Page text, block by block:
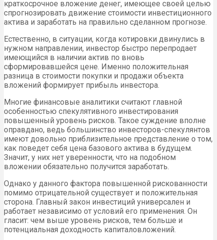
краткосрочное вложение денег, имеющее своей целью
спрогнозировать движение стоимости инвестиционного
актива и заработать на правильно сделанном прогнозе.
Естественно, в ситуации, когда котировки двинулись в
нужном направлении, инвестор быстро перепродает
имеющийся в наличии актив по вновь
сформировавшейся цене. Именно положительная
разница в стоимости покупки и продажи объекта
вложений формирует прибыль инвестора.
Многие финансовые аналитики считают главной
особенностью спекулятивного инвестирования
повышенный уровень рисков. Такое суждение вполне
оправдано, ведь большинство инвесторов-спекулянтов
имеют довольно приблизительное представление о том,
как поведет себя цена базового актива в будущем.
Значит, у них нет уверенности, что на подобном
вложении обязательно получится заработать.
Однако у данного фактора повышенной рискованности
помимо отрицательной существует и положительная
сторона. Главный закон инвестиций универсален и
работает независимо от условий его применения. Он
гласит: чем выше уровень рисков, тем больше и
потенциальная доходность капиталовложений.